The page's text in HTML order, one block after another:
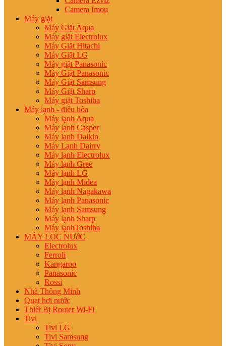
Camera Imou
Máy giặt
Máy Giặt Aqua
Máy giặt Electrolux
Máy Giặt Hitachi
Máy Giặt LG
Máy giặt Panasonic
Máy Giặt Panasonic
Máy Giặt Samsung
Máy Giặt Sharp
Máy giặt Toshiba
Máy lạnh - điều hòa
Máy lạnh Aqua
Máy lạnh Casper
Máy lạnh Daikin
Máy Lạnh Dairry
Máy lạnh Electrolux
Máy lạnh Gree
Máy lạnh LG
Máy lạnh Midea
Máy lạnh Nagakawa
Máy lạnh Panasonic
Máy lạnh Samsung
Máy lạnh Sharp
Máy lạnhToshiba
MÁY LỌC NƯớC
Electrolux
Ferroli
Kangaroo
Panasonic
Rossi
Nhà Thông Minh
Quạt hơi nước
Thiết Bị Router Wi-Fi
Tivi
Tivi LG
Tivi Samsung